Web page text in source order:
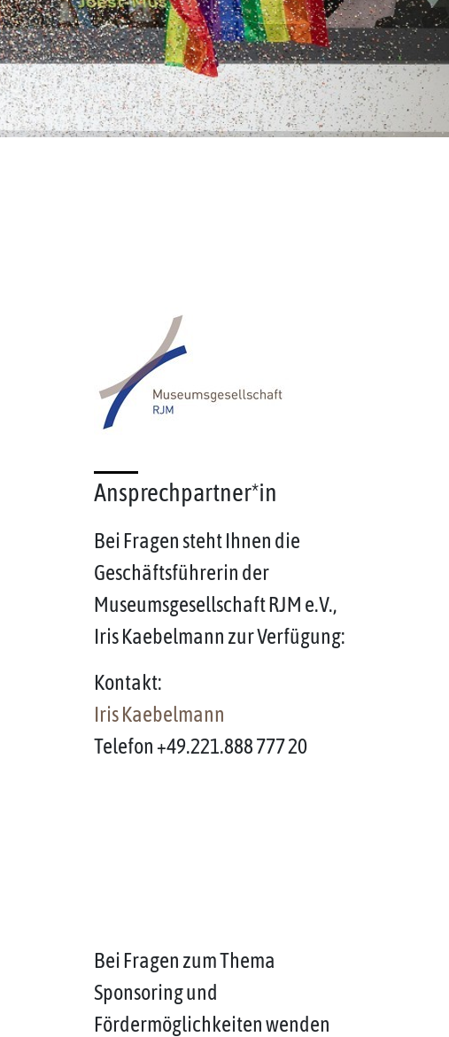
Ansprechpartner*in
Bei Fragen steht Ihnen die
Geschäftsführerin der
Museumsgesellschaft RJM e.V.,
Iris Kaebelmann zur Verfügung:
Kontakt:
Iris Kaebelmann
Telefon +49.221.888 777 20
Bei Fragen zum Thema
Sponsoring und
Fördermöglichkeiten wenden